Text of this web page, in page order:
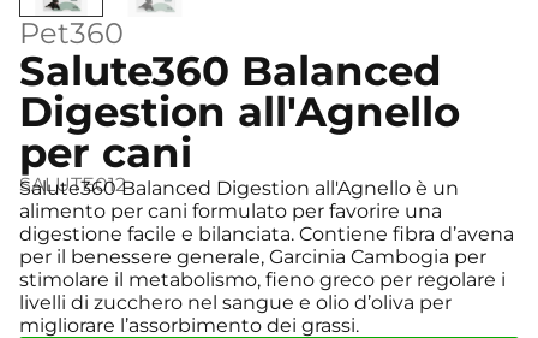
Pet360
Salute360 Balanced
Digestion all'Agnello
per cani
SALUTE012
Salute360 Balanced Digestion all'Agnello è un
alimento per cani formulato per favorire una
digestione facile e bilanciata. Contiene fibra d’avena
per il benessere generale, Garcinia Cambogia per
stimolare il metabolismo, fieno greco per regolare i
livelli di zucchero nel sangue e olio d’oliva per
migliorare l’assorbimento dei grassi.